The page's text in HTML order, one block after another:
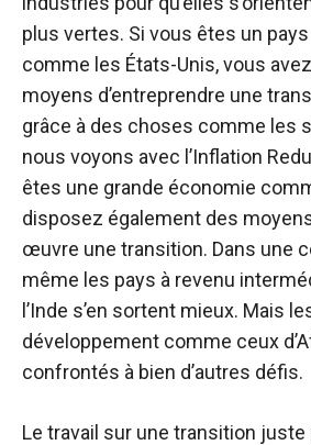
plus vertes. Si vous êtes un
comme les États-Unis, vous
moyens d’entreprendre une
grâce à des choses comme les
nous voyons avec l’Inflation
êtes une grande économie
disposez également des
œuvre une transition. Dans une
même les pays à revenu
l’Inde s’en sortent mieux. Mais
développement comme ceux
confrontés à bien d’autres défis.
Le travail sur une transition juste